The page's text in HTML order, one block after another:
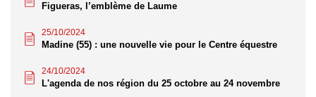
Figueras, l’emblème de Laume
25/10/2024
Madine (55) : une nouvelle vie pour le Centre équestre
24/10/2024
L'agenda de nos région du 25 octobre au 24 novembre